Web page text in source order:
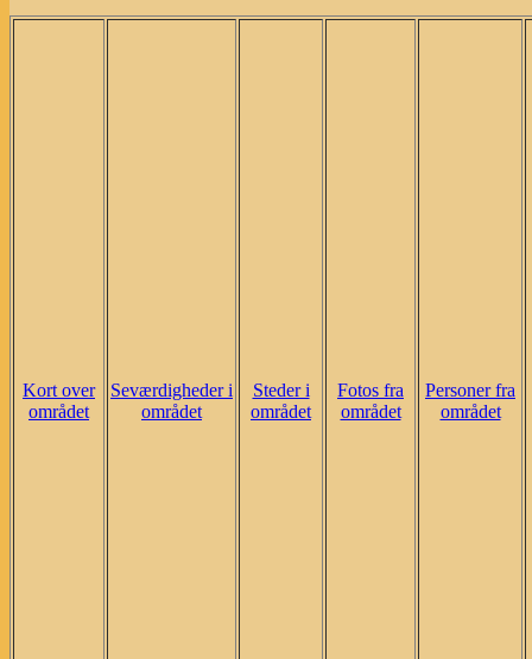
Kort over
området
Seværdigheder i
området
Steder i
området
Fotos fra
området
Personer fra
området